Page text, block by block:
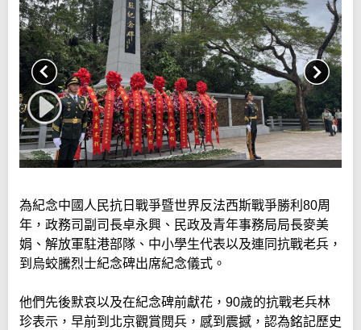
為紀念中國人民抗日戰爭暨世界反法西斯戰爭勝利80周
年，政務司副司長卓永興、民政及青年事務局局長麥美
娟、解放軍駐港部隊、中小學生代表以及連同抗戰老兵，
到烏蛟騰烈士紀念碑出席紀念儀式。
他們先後默哀以及在紀念碑前獻花，90歲的抗戰老兵林
珍表示，早前到北京觀賞閱兵，感到震撼，認為銘記歷史